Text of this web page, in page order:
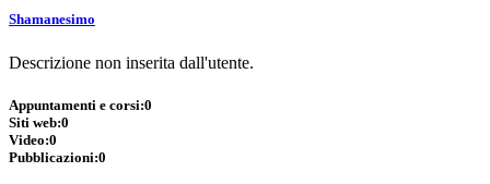
Shamanesimo
Descrizione non inserita dall'utente.
Appuntamenti e corsi:0
Siti web:0
Video:0
Pubblicazioni:0